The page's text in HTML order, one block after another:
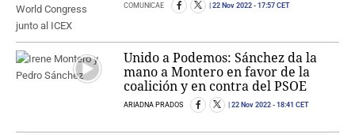
COMUNICAE 22 Nov 2022 - 17:57 CET
Unido a Podemos: Sánchez da la
mano a Montero en favor de la
coalición y en contra del PSOE
ARIADNA PRADOS 22 Nov 2022 - 18:41 CET